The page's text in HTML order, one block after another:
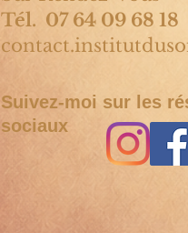
Tél. 07 64 09 68 18
Suivez-moi sur les
sociaux